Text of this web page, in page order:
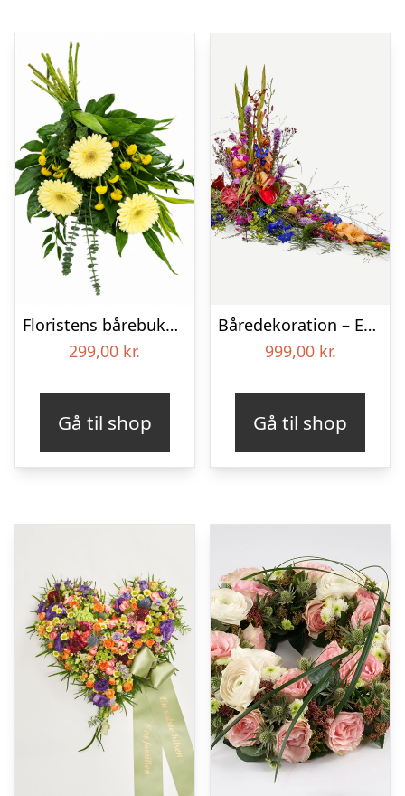
Floristens bårebuket – Smukt minde
299,00 kr.
Gå til shop
Båredekoration – Et farverigt farvel
999,00 kr.
Gå til shop